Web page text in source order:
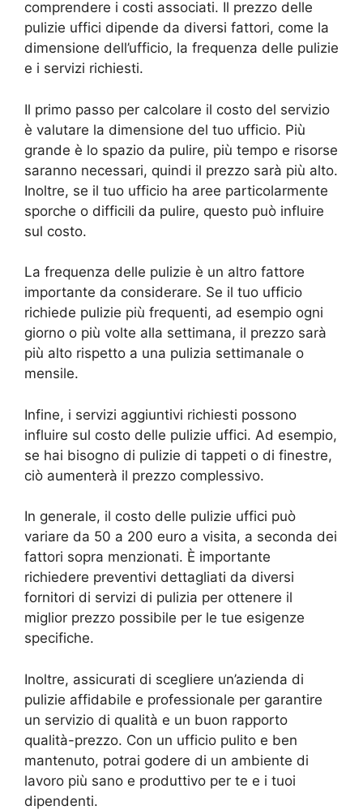
comprendere i costi associati. Il prezzo delle
pulizie uffici dipende da diversi fattori, come la
dimensione dell’ufficio, la frequenza delle pulizie
e i servizi richiesti.
Il primo passo per calcolare il costo del servizio
è valutare la dimensione del tuo ufficio. Più
grande è lo spazio da pulire, più tempo e risorse
saranno necessari, quindi il prezzo sarà più alto.
Inoltre, se il tuo ufficio ha aree particolarmente
sporche o difficili da pulire, questo può influire
sul costo.
La frequenza delle pulizie è un altro fattore
importante da considerare. Se il tuo ufficio
richiede pulizie più frequenti, ad esempio ogni
giorno o più volte alla settimana, il prezzo sarà
più alto rispetto a una pulizia settimanale o
mensile.
Infine, i servizi aggiuntivi richiesti possono
influire sul costo delle pulizie uffici. Ad esempio,
se hai bisogno di pulizie di tappeti o di finestre,
ciò aumenterà il prezzo complessivo.
In generale, il costo delle pulizie uffici può
variare da 50 a 200 euro a visita, a seconda dei
fattori sopra menzionati. È importante
richiedere preventivi dettagliati da diversi
fornitori di servizi di pulizia per ottenere il
miglior prezzo possibile per le tue esigenze
specifiche.
Inoltre, assicurati di scegliere un’azienda di
pulizie affidabile e professionale per garantire
un servizio di qualità e un buon rapporto
qualità-prezzo. Con un ufficio pulito e ben
mantenuto, potrai godere di un ambiente di
lavoro più sano e produttivo per te e i tuoi
dipendenti.